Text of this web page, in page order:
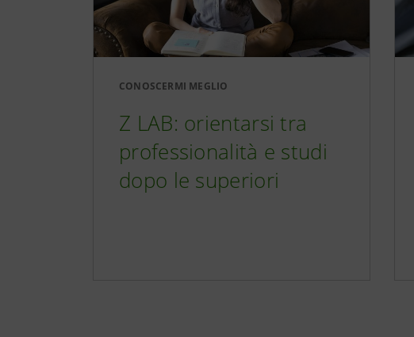
CONOSCERMI MEGLIO
Z LAB: orientarsi tra
professionalità e studi
dopo le superiori